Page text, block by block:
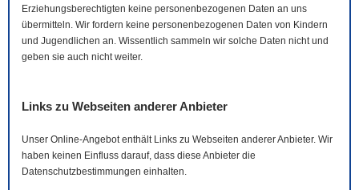
Erziehungsberechtigten keine personenbezogenen Daten an uns
übermitteln. Wir fordern keine personenbezogenen Daten von Kindern
und Jugendlichen an. Wissentlich sammeln wir solche Daten nicht und
geben sie auch nicht weiter.
Links zu Webseiten anderer Anbieter
Unser Online-Angebot enthält Links zu Webseiten anderer Anbieter. Wir
haben keinen Einfluss darauf, dass diese Anbieter die
Datenschutzbestimmungen einhalten.